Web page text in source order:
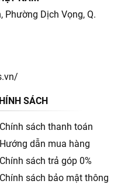
Phường Dịch Vọng, Q.
SÁCH
Chính sách thanh toán
Hướng dẫn mua hàng
Chính sách trả góp 0%
Chính sách bảo mật thông